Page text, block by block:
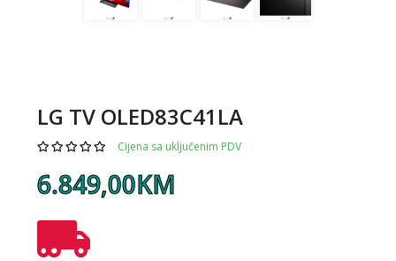
LG TV OLED83C41LA
Cijena sa uključenim PDV
6.849,00KM